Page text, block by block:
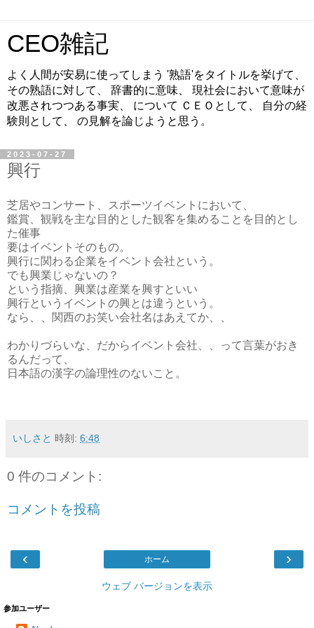
CEO雑記
よく人間が安易に使ってしまう '熟語'をタイトルを挙げて、
その熟語に対して、 辞書的に意味、 現社会において意味が
改悪されつつある事実、 について ＣＥＯとして、 自分の経
験則として、 の見解を論じようと思う。
2023-07-27
興行
芝居やコンサート、スポーツイベントにおいて、
鑑賞、観戦を主な目的とした観客を集めることを目的とし
た催事
要はイベントそのもの。
興行に関わる企業をイベント会社という。
でも興業じゃないの？
という指摘、興業は産業を興すといい
興行というイベントの興とは違うという。
なら、、関西のお笑い会社名はあえてか、、
わかりづらいな、だからイベント会社、、って言葉がおき
るんだって、
日本語の漢字の論理性のないこと。
いしさと 時刻: 6:48
0 件のコメント:
コメントを投稿
‹ ›
ホーム
ウェブ バージョンを表示
参加ユーザー